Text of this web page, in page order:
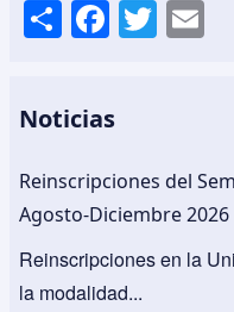
S
h
e
F
a
e
b
o
o
k
T
wi
Noticias
Reinscripciones del
Agosto-Diciembre 2026
Reinscripciones en la
la modalidad...